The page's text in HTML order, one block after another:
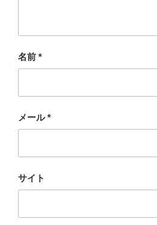
名前 *
メール*
サイト